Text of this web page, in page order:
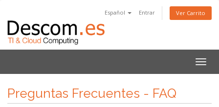
Español Entrar Ver Carrito
Preguntas Frecuentes - FAQ